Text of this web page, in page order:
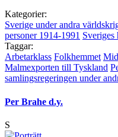
Kategorier:
Sverige under andra
personer 1914-1991 Sveriges
Taggar:
Arbetarklass Folkhemmet
Malmexporten till Tyskland
samlingsregeringen under
Per Brahe d.y.
S